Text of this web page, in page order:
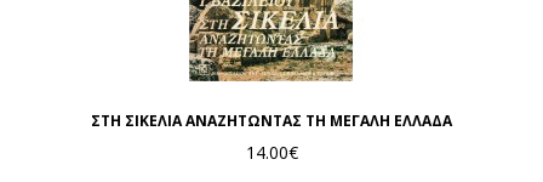
ΣΤΗ ΣΙΚΕΛΙΑ ΑΝΑΖΗΤΩΝΤΑΣ ΤΗ ΜΕΓΑΛΗ ΕΛΛΑΔΑ
14.00€